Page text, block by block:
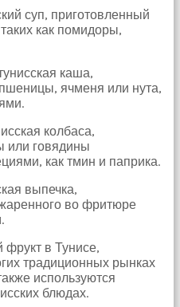
суп, приготовленный
как помидоры,
каша,
ячменя или нута,
колбаса,
или говядины
как тмин и паприка.
выпечка,
во фритюре
в Тунисе,
традиционных рынках
используются
блюдах.